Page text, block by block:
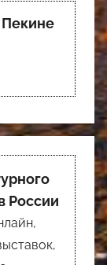
Пекине
России